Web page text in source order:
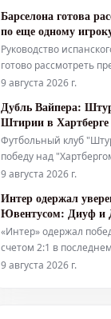
позволили сопернику
Барселона готова
по еще одному
Руководство
готово рассмотреть
молодого защитника
предстоящей
Ханси Флика. За
Араухо достиг
9 августа 2026 г.
Дубль Вайпера:
Штирии в Хартберге
Футбольный клуб
победу над
со счетом 2:0.
Оба мяча были забиты
передач от Зайдля.
9 августа 2026 г.
Интер одержал
Ювентусом: Диуф и
«Интер» одержал
счетом 2:1 в
который прошел в
9 августа 2026 г.